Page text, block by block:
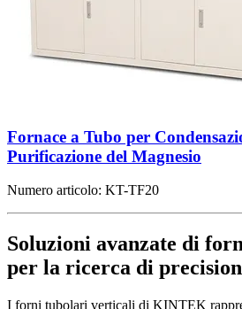
Fornace a Tubo per
Purificazione del Magnesio
Numero articolo: KT-TF20
Soluzioni avanzate di
per la ricerca di
I forni tubolari verticali di KINTEK